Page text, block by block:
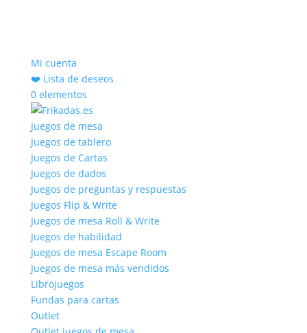
Mi cuenta
❤️ Lista de deseos
0 elementos
Juegos de mesa
Juegos de tablero
Juegos de Cartas
Juegos de dados
Juegos de preguntas y respuestas
Juegos Flip & Write
Juegos de mesa Roll & Write
Juegos de habilidad
Juegos de mesa Escape Room
Juegos de mesa más vendidos
Librojuegos
Fundas para cartas
Outlet